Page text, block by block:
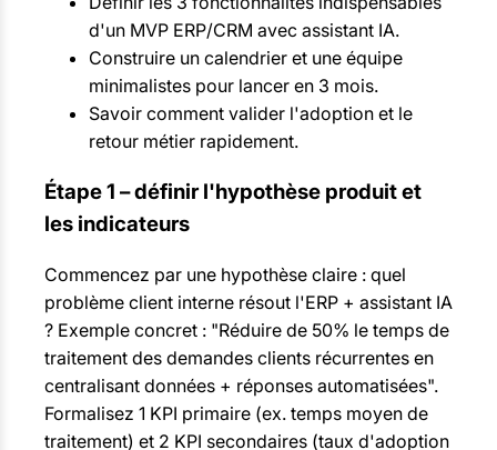
d'un MVP ERP/CRM avec assistant IA.
Construire un calendrier et une équipe
minimalistes pour lancer en 3 mois.
Savoir comment valider l'adoption et le
retour métier rapidement.
Étape 1 – définir l'hypothèse produit et
les indicateurs
Commencez par une hypothèse claire : quel
problème client interne résout l'ERP + assistant IA
? Exemple concret : "Réduire de 50% le temps de
traitement des demandes clients récurrentes en
centralisant données + réponses automatisées".
Formalisez 1 KPI primaire (ex. temps moyen de
traitement) et 2 KPI secondaires (taux d'adoption